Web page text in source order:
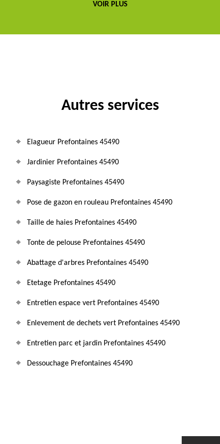
VOIR PLUS
Autres services
Elagueur Prefontaines 45490
Jardinier Prefontaines 45490
Paysagiste Prefontaines 45490
Pose de gazon en rouleau Prefontaines 45490
Taille de haies Prefontaines 45490
Tonte de pelouse Prefontaines 45490
Abattage d'arbres Prefontaines 45490
Etetage Prefontaines 45490
Entretien espace vert Prefontaines 45490
Enlevement de dechets vert Prefontaines 45490
Entretien parc et jardin Prefontaines 45490
Dessouchage Prefontaines 45490